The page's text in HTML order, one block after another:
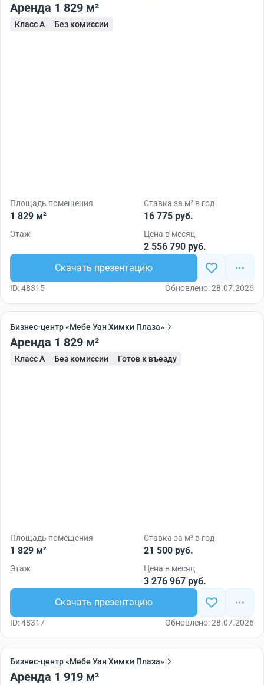
Аренда 1 829 м²
Класс A Без комиссии
Площадь помещения
1 829 м²
Ставка за м² в год
16 775 руб.
Этаж Цена в месяц
2 556 790 руб.
Скачать презентацию
ID: 48315 Обновлено: 28.07.2026
Бизнес-центр «Мебе Уан Химки Плаза»
Аренда 1 829 м²
Класс A Без комиссии Готов к въезду
Площадь помещения
1 829 м²
Ставка за м² в год
21 500 руб.
Этаж Цена в месяц
3 276 967 руб.
Скачать презентацию
ID: 48317 Обновлено: 28.07.2026
Бизнес-центр «Мебе Уан Химки Плаза»
Аренда 1 919 м²